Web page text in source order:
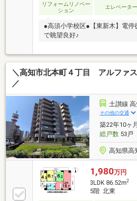
リフォームリノベー
ション
エレベーター
●高須小学校区●【東新木】電停
で眺望良好♪
＼高知市北本町４丁目 アルファ
／
土讃線
その他の交通
築22年10ヶ
総戸数53戸
高知県高
1,980万円
3LDK 86.52m2
5階 北東